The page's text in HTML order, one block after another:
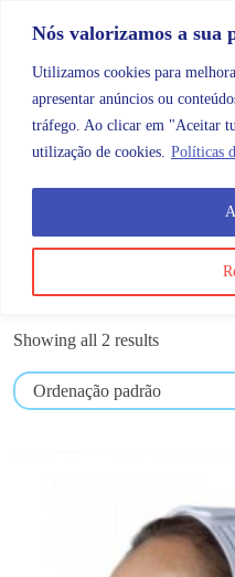
Nós valorizamos a sua
Utilizamos cookies para
apresentar anúncios ou
tráfego. Ao clicar em "Aceitar
utilização de cookies. Políticas
Categorias
Face
Showing all 2 results